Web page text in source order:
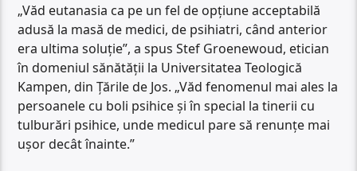
„Văd eutanasia ca pe un fel de opțiune acceptabilă
adusă la masă de medici, de psihiatri, când anterior
era ultima soluție”, a spus Stef Groenewoud, etician
în domeniul sănătății la Universitatea Teologică
Kampen, din Țările de Jos. „Văd fenomenul mai ales la
persoanele cu boli psihice și în special la tinerii cu
tulburări psihice, unde medicul pare să renunțe mai
ușor decât înainte.”